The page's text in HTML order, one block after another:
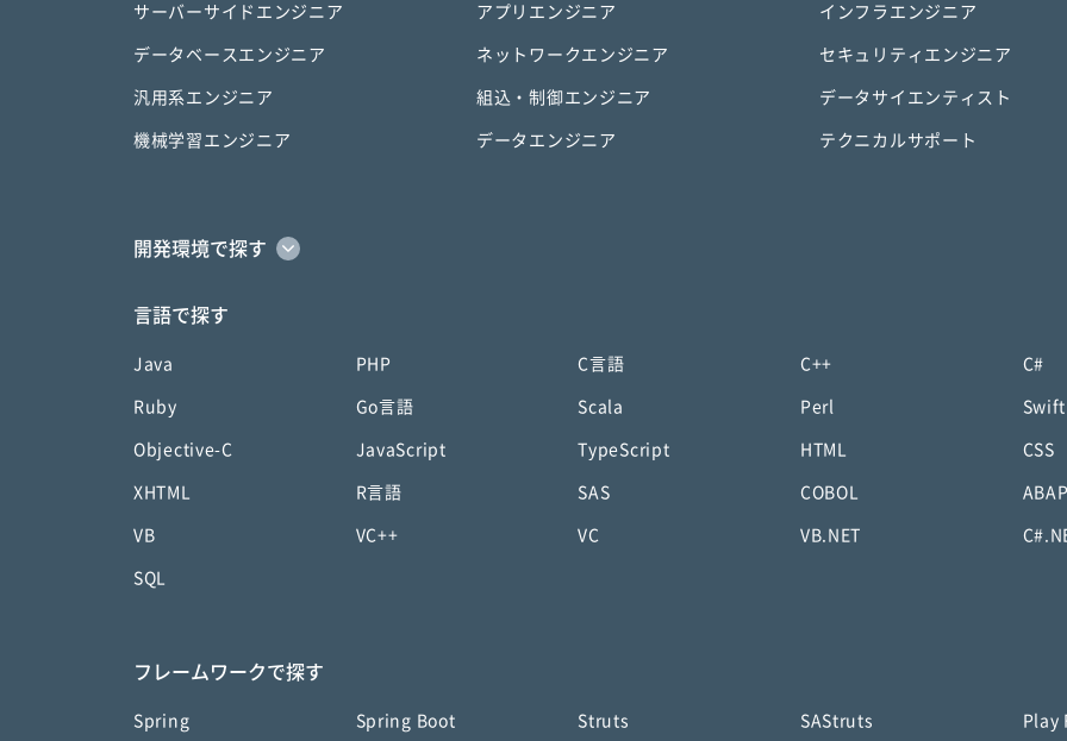
サーバーサイドエンジニア アプリエンジニア インフラエンジニア
データベースエンジニア ネットワークエンジニア セキュリティエンジニア
汎用系エンジニア 組込・制御エンジニア データサイエンティスト
機械学習エンジニア データエンジニア テクニカルサポート
開発環境で探す
言語で探す
Java PHP C言語 C++ C#
Ruby Go言語 Scala Perl Swift
Objective-C JavaScript TypeScript HTML CSS
XHTML R言語 SAS COBOL
VB VC++ VC VB.NET
SQL
フレームワークで探す
Spring Spring Boot Struts SAStruts Play